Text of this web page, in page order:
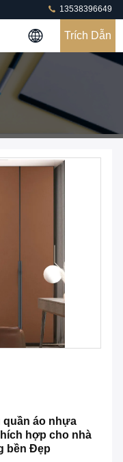
13538396649
Trích Dẫn
quần áo nhựa
hợp cho nhà
bền Đẹp